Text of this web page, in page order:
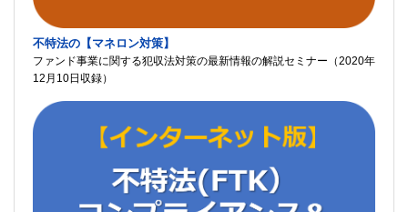
不特法の【マネロン対策】
ファンド事業に関する犯収法対策の最新情報の解説セミナー（2020年
12月10日収録）